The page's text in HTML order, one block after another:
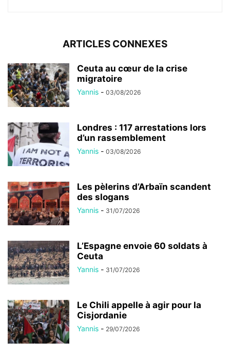
ARTICLES CONNEXES
Ceuta au cœur de la crise
migratoire
Yannis - 03/08/2026
Londres : 117 arrestations lors
d’un rassemblement
Yannis - 03/08/2026
Les pèlerins d’Arbaïn scandent
des slogans
Yannis - 31/07/2026
L’Espagne envoie 60 soldats à
Ceuta
Yannis - 31/07/2026
Le Chili appelle à agir pour la
Cisjordanie
Yannis - 29/07/2026